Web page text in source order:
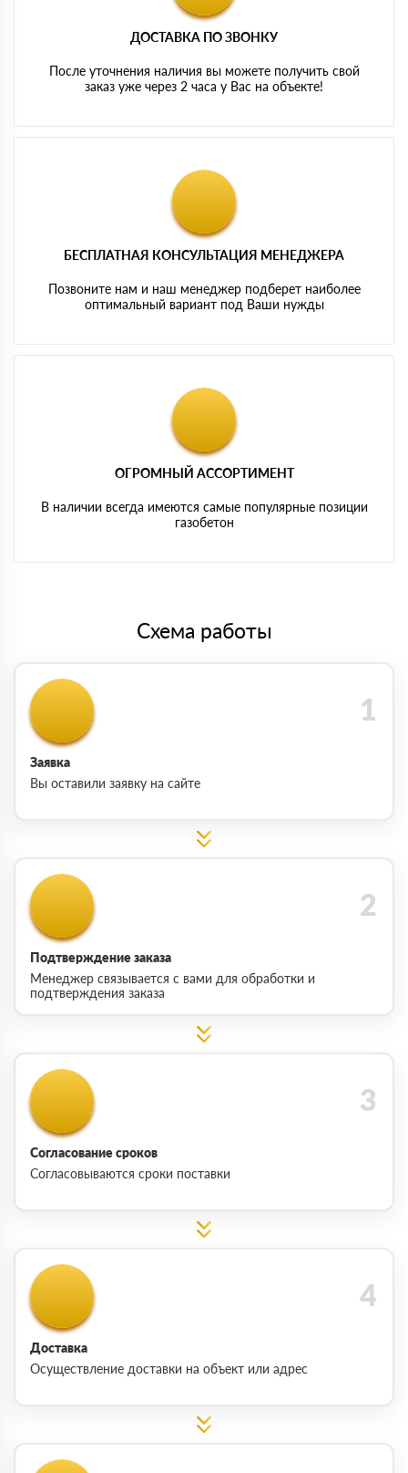
ДОСТАВКА ПО ЗВОНКУ
После уточнения наличия вы можете получить свой
заказ уже через 2 часа у Вас на объекте!
БЕСПЛАТНАЯ КОНСУЛЬТАЦИЯ МЕНЕДЖЕРА
Позвоните нам и наш менеджер подберет наиболее
оптимальный вариант под Ваши нужды
ОГРОМНЫЙ АССОРТИМЕНТ
В наличии всегда имеются самые популярные позиции
газобетон
Схема работы
Заявка
Вы оставили заявку на сайте
Подтверждение заказа
Менеджер связывается с вами для обработки и
подтверждения заказа
Согласование сроков
Согласовываются сроки поставки
Доставка
Осуществление доставки на объект или адрес